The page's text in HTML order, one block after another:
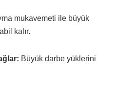
mukavemeti ile büyük
kalır.
Büyük darbe yüklerini